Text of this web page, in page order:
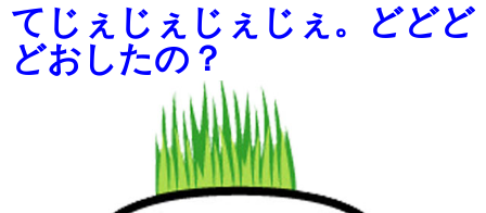
てじぇじぇじぇじぇ。どどど
どおしたの？